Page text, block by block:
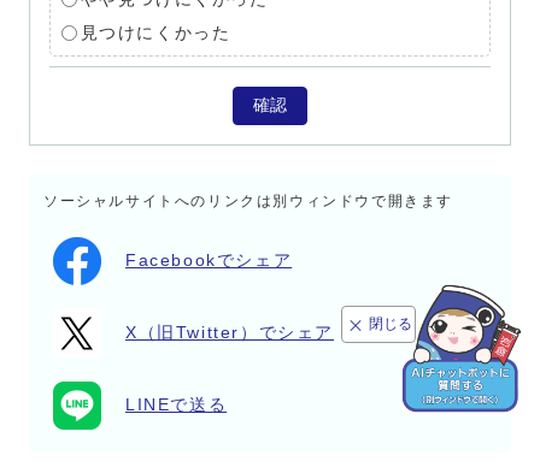
見つけにくかった
確認
ソーシャルサイトへのリンクは別ウィンドウで開きます
Facebookでシェア
X（旧Twitter）でシェア
LINEで送る
閉じる